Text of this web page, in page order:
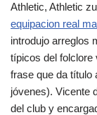
Athletic, Athletic
equipacion real
introdujo arreglos
típicos del folclore
frase que da título
jóvenes). Vicente
del club y